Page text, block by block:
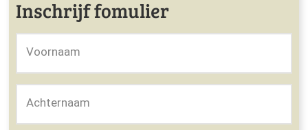
Inschrijf fomulier
Voornaam
Achternaam